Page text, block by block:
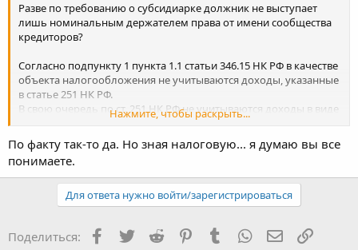
Разве по требованию о субсидиарке должник не выступает
лишь номинальным держателем права от имени сообщества
кредиторов?
Согласно подпункту 1 пункта 1.1 статьи 346.15 НК РФ в качестве
объекта налогообложения не учитываются доходы, указанные
в статье 251 НК РФ.
В свою очередь по ст. 251 НК РФ не учитываются доходы в виде
имущества (включая денежные средства), поступившего
комиссионеру, агенту и (или) иному поверенному в связи с
исполнением обязательств по договору комиссии, агентскому
договору или другому аналогичному договору (подп. 9 п. 1 ст.
251 НК РФ).
Так можно обосновать, что поступления в погашения
требования по субсидиарке не являются объектом
Раз по требованию о субсидиарке по сути возникают
Нажмите, чтобы раскрыть...
По факту так-то да. Но зная налоговую... я думаю вы все
понимаете.
Для ответа нужно войти/зарегистрироваться
Поделиться: Facebook
TwitterReddit PinterestTumblr WhatsApp Ссылка